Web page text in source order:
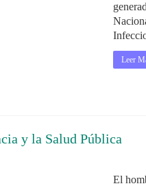
Leer
y la Salud Pública
El